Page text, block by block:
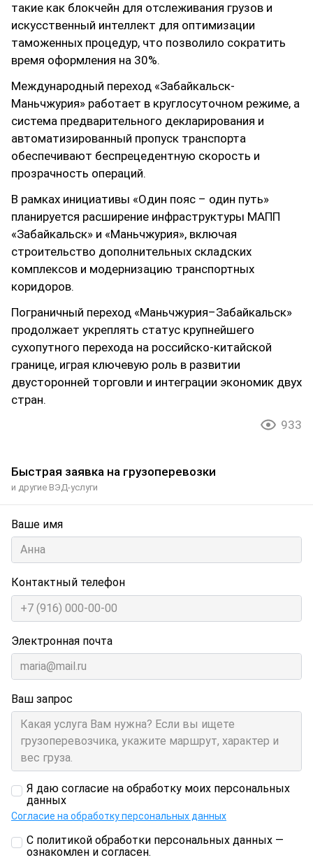
такие как блокчейн для отслеживания грузов и
искусственный интеллект для оптимизации
таможенных процедур, что позволило сократить
время оформления на 30%.
Международный переход «Забайкальск-
Маньчжурия» работает в круглосуточном режиме, а
система предварительного декларирования и
автоматизированный пропуск транспорта
обеспечивают беспрецедентную скорость и
прозрачность операций.
В рамках инициативы «Один пояс – один путь»
планируется расширение инфраструктуры МАПП
«Забайкальск» и «Маньчжурия», включая
строительство дополнительных складских
комплексов и модернизацию транспортных
коридоров.
Пограничный переход «Маньчжурия–Забайкальск»
продолжает укреплять статус крупнейшего
сухопутного перехода на российско-китайской
границе, играя ключевую роль в развитии
двусторонней торговли и интеграции экономик двух
стран.
933
Быстрая заявка на грузоперевозки
и другие ВЭД-услуги
Ваше имя
Контактный телефон
Электронная почта
Ваш запрос
Я даю согласие на обработку моих персональных
данных
Согласие на обработку персональных данных
С политикой обработки персональных данных —
ознакомлен и согласен.